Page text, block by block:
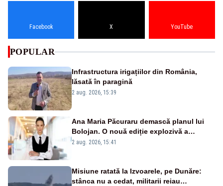
Facebook X YouTube
POPULAR
Infrastructura irigațiilor din România,
lăsată în paragină
2 aug. 2026, 15:39
Ana Maria Păcuraru demască planul lui
Bolojan. O nouă ediție explozivă a
emisiunii „Miza Zilei” la Realitatea PLUS
2 aug. 2026, 15:41
Misiune ratată la Izvoarele, pe Dunăre:
stânca nu a cedat, militarii reiau